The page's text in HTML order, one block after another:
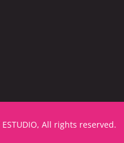
All rights reserved.